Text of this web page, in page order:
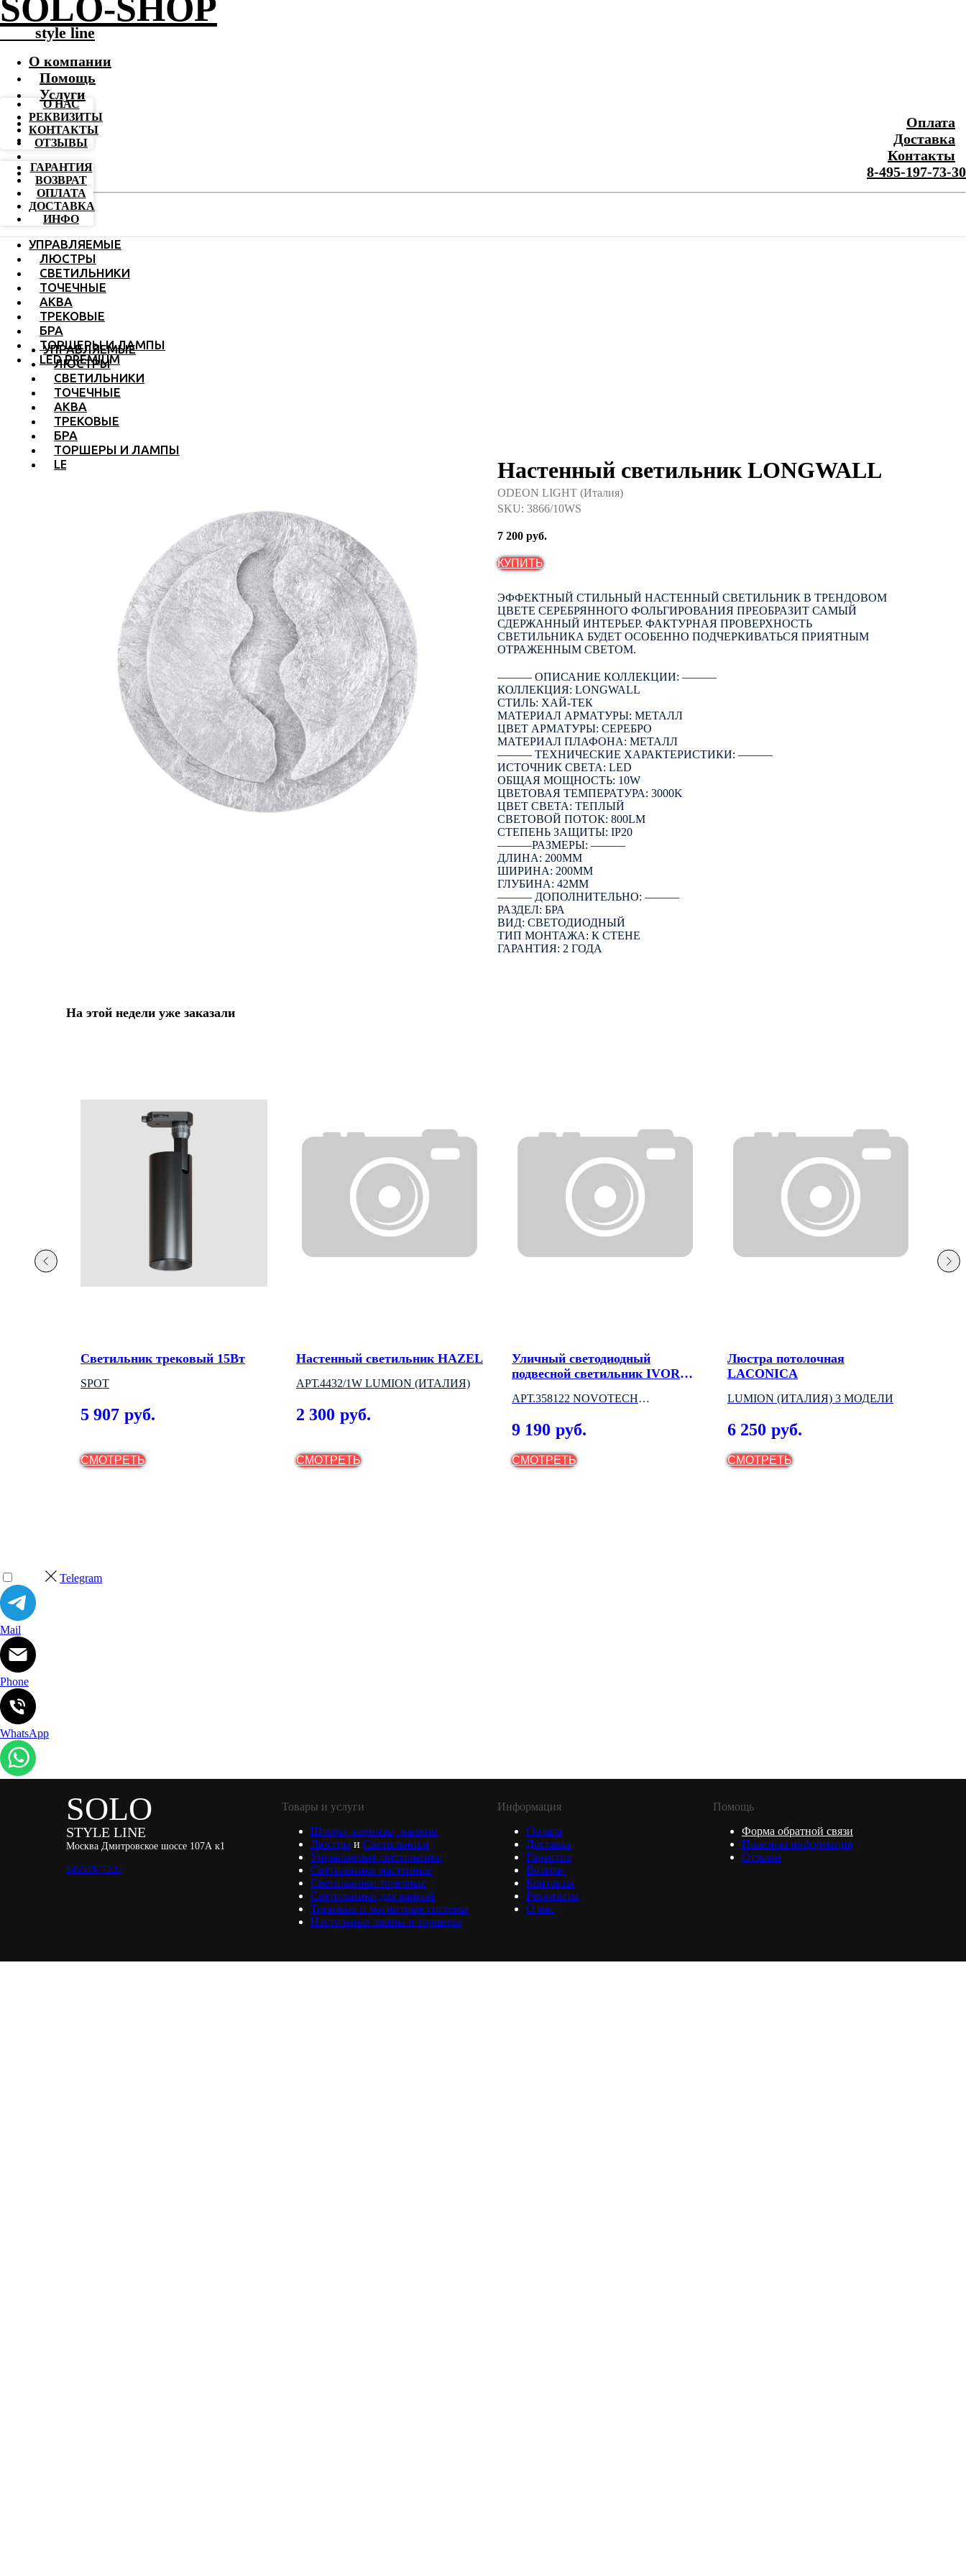
SOLO-SHOP
-------style line
О компании
Помощь
Услуги
Оплата
Доставка
Контакты
8-495-197-73-30
О НАС
РЕКВИЗИТЫ
КОНТАКТЫ
ОТЗЫВЫ
ГАРАНТИЯ
ВОЗВРАТ
ОПЛАТА
ДОСТАВКА
ИНФО
УПРАВЛЯЕМЫЕ
ЛЮСТРЫ
СВЕТИЛЬНИКИ
ТОЧЕЧНЫЕ
АКВА
ТРЕКОВЫЕ
БРА
ТОРШЕРЫ И ЛАМПЫ
LED PREMIUM
УПРАВЛЯЕМЫЕ
ЛЮСТРЫ
СВЕТИЛЬНИКИ
ТОЧЕЧНЫЕ
АКВА
ТРЕКОВЫЕ
БРА
ТОРШЕРЫ И ЛАМПЫ
LED PREMIUM
Настенный светильник LONGWALL
ODEON LIGHT (Италия)
SKU: 3866/10WS
7 200 руб.
КУПИТЬ
ЭФФЕКТНЫЙ СТИЛЬНЫЙ НАСТЕННЫЙ СВЕТИЛЬНИК В ТРЕНДОВОМ
ЦВЕТЕ СЕРЕБРЯННОГО ФОЛЬГИРОВАНИЯ ПРЕОБРАЗИТ САМЫЙ
СДЕРЖАННЫЙ ИНТЕРЬЕР. ФАКТУРНАЯ ПРОВЕРХНОСТЬ
СВЕТИЛЬНИКА БУДЕТ ОСОБЕННО ПОДЧЕРКИВАТЬСЯ ПРИЯТНЫМ
ОТРАЖЕННЫМ СВЕТОМ.
――― ОПИСАНИЕ КОЛЛЕКЦИИ: ―――
КОЛЛЕКЦИЯ: LONGWALL
СТИЛЬ: ХАЙ-ТЕК
МАТЕРИАЛ АРМАТУРЫ: МЕТАЛЛ
ЦВЕТ АРМАТУРЫ: СЕРЕБРО
МАТЕРИАЛ ПЛАФОНА: МЕТАЛЛ
――― ТЕХНИЧЕСКИЕ ХАРАКТЕРИСТИКИ: ―――
ИСТОЧНИК СВЕТА: LED
ОБЩАЯ МОЩНОСТЬ: 10W
ЦВЕТОВАЯ ТЕМПЕРАТУРА: 3000K
ЦВЕТ СВЕТА: ТЕПЛЫЙ
СВЕТОВОЙ ПОТОК: 800LM
СТЕПЕНЬ ЗАЩИТЫ: IP20
―――РАЗМЕРЫ: ―――
ДЛИНА: 200ММ
ШИРИНА: 200ММ
ГЛУБИНА: 42ММ
――― ДОПОЛНИТЕЛЬНО: ―――
РАЗДЕЛ: БРА
ВИД: СВЕТОДИОДНЫЙ
ТИП МОНТАЖА: К СТЕНЕ
ГАРАНТИЯ: 2 ГОДА
На этой недели уже заказали
Светильник трековый 15Вт
SPOT
5 907 руб.
СМОТРЕТЬ
Настенный светильник HAZEL
АРТ.4432/1W LUMION (ИТАЛИЯ)
2 300 руб.
СМОТРЕТЬ
Уличный светодиодный
подвесной светильник IVORY
АРТ.358122 NOVOTECH
(ВЕНГРИЯ)
9 190 руб.
СМОТРЕТЬ
Люстра потолочная
LACONICA
LUMION (ИТАЛИЯ) 3 МОДЕЛИ
6 250 руб.
СМОТРЕТЬ
Telegram
Mail
Phone
WhatsApp
SOLO
STYLE LINE
Москва Дмитровское шоссе 107А к1
84951977330
Товары и услуги
Шторы, карнизы, жалюзи
Люстры и Светильники
Управляемые светильники
Светильники настенные
Светильники точечные
Светильники для ванной
Трековые и магнитные системы
Настольные лампы и торшеры
Информация
Оплата
Доставка
Гарантия
Возврат
Контакты
Реквизиты
О нас
Помощь
Форма обратной связи
Полезная информация
Отзывы